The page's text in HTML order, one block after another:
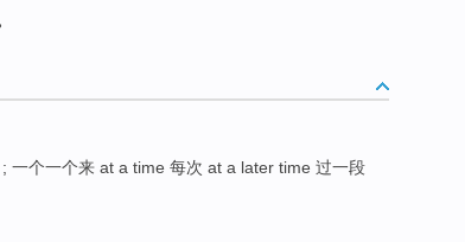
一个一个来 at a time 每次 at a later time 过一段